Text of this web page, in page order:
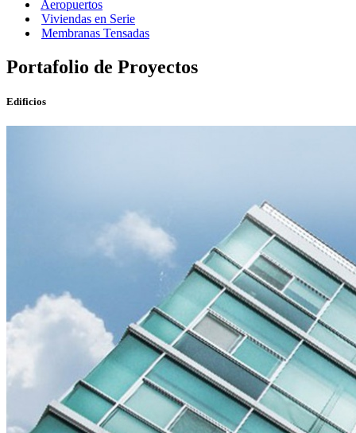
Aeropuertos
Viviendas en Serie
Membranas Tensadas
Portafolio de Proyectos
Edificios